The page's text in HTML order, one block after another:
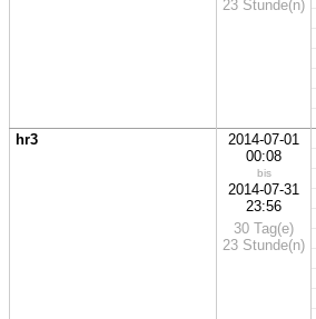
23 Stunde(n)
hr3
2014-07-01
00:08
bis
2014-07-31
23:56
30 Tag(e)
23 Stunde(n)